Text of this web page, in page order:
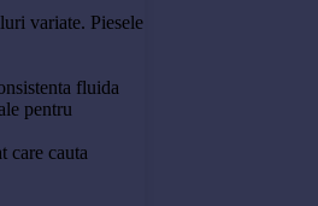
variate. Piesele
fluida
pentru
care cauta